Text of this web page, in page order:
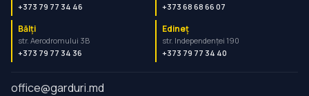
+373 79 77 34 46
+373 68 68 66 07
Bălți
str. Aerodromului 3B
+373 79 77 34 36
Edineț
str. Independenței 190
+373 79 77 34 40
office@garduri.md